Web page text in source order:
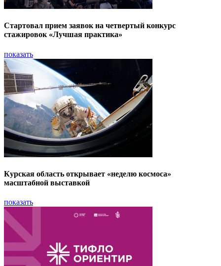
Стартовал прием заявок на четвертый конкурс
стажировок «Лучшая практика»
показать
Курская область открывает «неделю космоса»
масштабной выставкой
показать